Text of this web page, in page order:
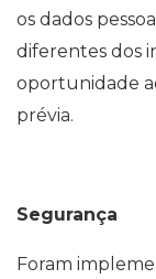
os dados
diferentes dos
oportunidade
prévia.
Segurança
Foram